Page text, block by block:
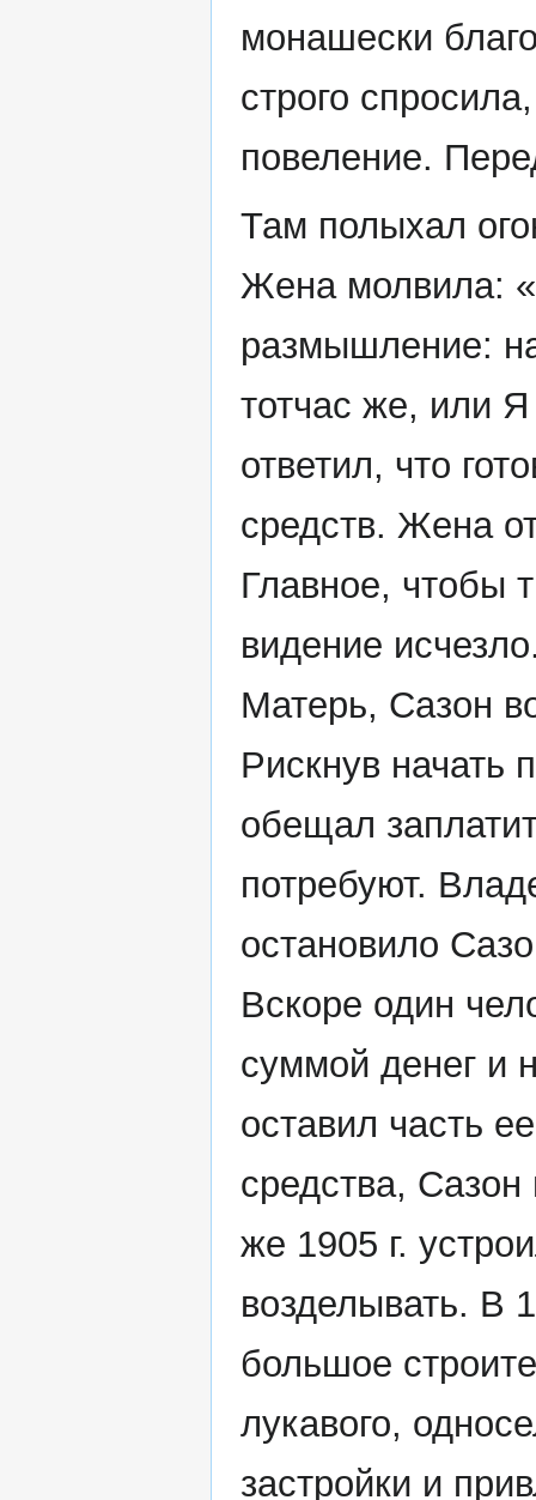
монашески
строго
повеление.
Там полыхал
Жена молвила:
размышление:
тотчас же, или
ответил, что
средств. Жена
Главное, чтобы
видение
Матерь, Сазон
Рискнув начать
обещал
потребуют.
остановило
Вскоре один
суммой денег и
оставил часть
средства,
же 1905 г.
возделывать. В
большое
лукавого,
застройки и